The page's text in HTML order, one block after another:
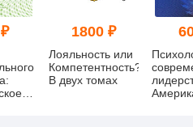
1800 ₽
Лояльность или
Компетентность?
В двух томах